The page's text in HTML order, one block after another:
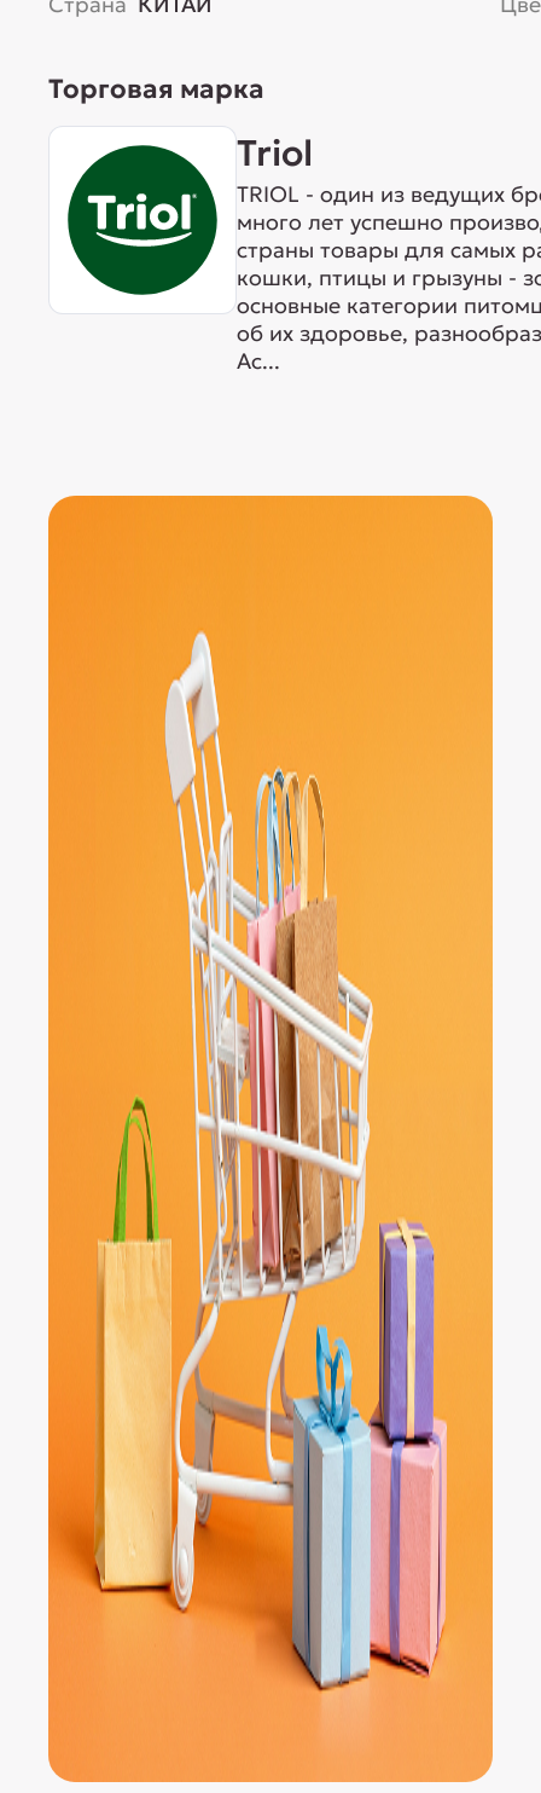
Торговая марка
Triol
TRIOL - один из ведущих
много лет успешно
страны товары для самых
кошки, птицы и грызуны -
основные категории
об их здоровье,
Ас...